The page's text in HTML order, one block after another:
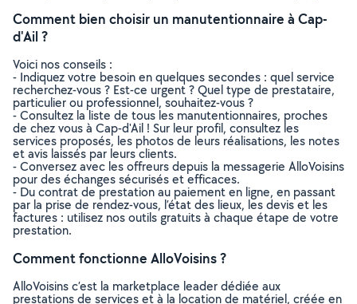
Comment bien choisir un manutentionnaire à Cap-
d'Ail ?
Voici nos conseils :
- Indiquez votre besoin en quelques secondes : quel service
recherchez-vous ? Est-ce urgent ? Quel type de prestataire,
particulier ou professionnel, souhaitez-vous ?
- Consultez la liste de tous les manutentionnaires, proches
de chez vous à Cap-d'Ail ! Sur leur profil, consultez les
services proposés, les photos de leurs réalisations, les notes
et avis laissés par leurs clients.
- Conversez avec les offreurs depuis la messagerie AlloVoisins
pour des échanges sécurisés et efficaces.
- Du contrat de prestation au paiement en ligne, en passant
par la prise de rendez-vous, l’état des lieux, les devis et les
factures : utilisez nos outils gratuits à chaque étape de votre
prestation.
Comment fonctionne AlloVoisins ?
AlloVoisins c’est la marketplace leader dédiée aux
prestations de services et à la location de matériel, créée en